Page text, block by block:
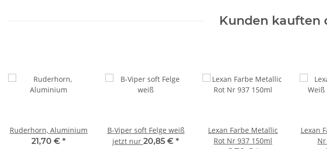
Kunden kauften
Ruderhorn, Aluminium
21,70 € *
B-Viper soft Felge weiß
jetzt nur 20,85 € *
Lexan Farbe Metallic
Rot Nr 937 150ml
Lexan